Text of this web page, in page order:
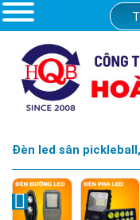
Đèn led sân